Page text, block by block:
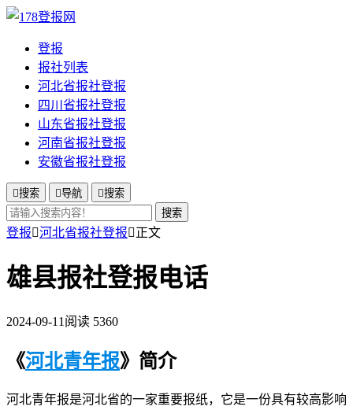
登报
报社列表
河北省报社登报
四川省报社登报
山东省报社登报
河南省报社登报
安徽省报社登报
搜索 导航 搜索
搜索
登报河北省报社登报正文
雄县报社登报电话
2024-09-11 阅读 5360
《河北青年报》简介
河北青年报是河北省的一家重要报纸，它是一份具有较高影响